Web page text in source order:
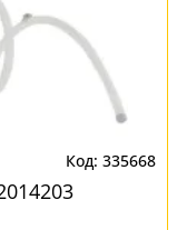
335668